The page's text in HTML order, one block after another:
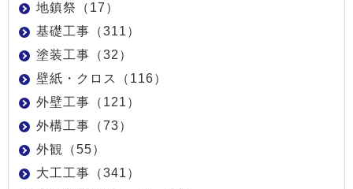
地鎮祭（17）
基礎工事（311）
塗装工事（32）
壁紙・クロス（116）
外壁工事（121）
外構工事（73）
外観（55）
大工工事（341）